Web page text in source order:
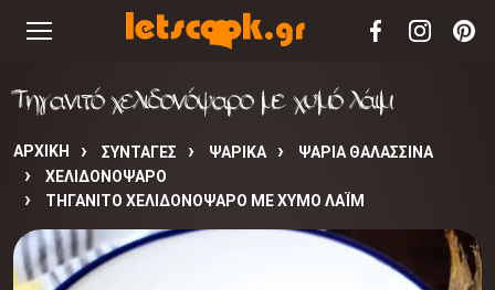
Τηγανιτό χελιδονόψαρο με χυμό λάιμ
ΑΡΧΙΚΉ ΣΥΝΤΑΓΈΣ ΨΑΡΙΚΑ
ΨΑΡΙΑ ΘΑΛΑΣΣΙΝΑ
ΧΕΛΙΔΟΝΟΨΑΡΟ
ΤΗΓΑΝΙΤΌ ΧΕΛΙΔΟΝΌΨΑΡΟ ΜΕ ΧΥΜΌ ΛΆΙΜ